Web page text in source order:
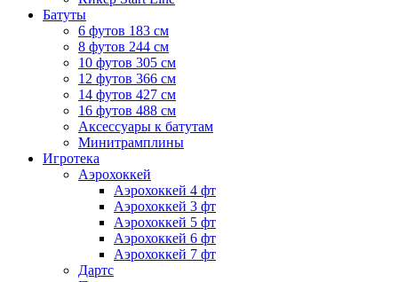
Батуты
6 футов 183 см
8 футов 244 см
10 футов 305 см
12 футов 366 см
14 футов 427 см
16 футов 488 см
Аксессуары к батутам
Минитрамплины
Игротека
Аэрохоккей
Аэрохоккей 4 фт
Аэрохоккей 3 фт
Аэрохоккей 5 фт
Аэрохоккей 6 фт
Аэрохоккей 7 фт
Дартс